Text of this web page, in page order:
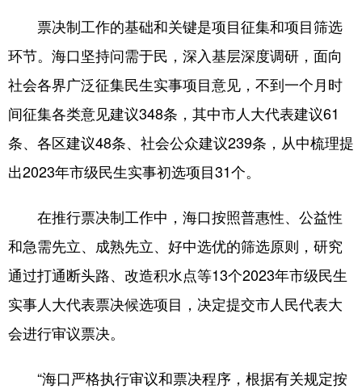
票决制工作的基础和关键是项目征集和项目筛选
环节。海口坚持问需于民，深入基层深度调研，面向
社会各界广泛征集民生实事项目意见，不到一个月时
间征集各类意见建议348条，其中市人大代表建议61
条、各区建议48条、社会公众建议239条，从中梳理提
出2023年市级民生实事初选项目31个。
在推行票决制工作中，海口按照普惠性、公益性
和急需先立、成熟先立、好中选优的筛选原则，研究
通过打通断头路、改造积水点等13个2023年市级民生
实事人大代表票决候选项目，决定提交市人民代表大
会进行审议票决。
“海口严格执行审议和票决程序，根据有关规定按